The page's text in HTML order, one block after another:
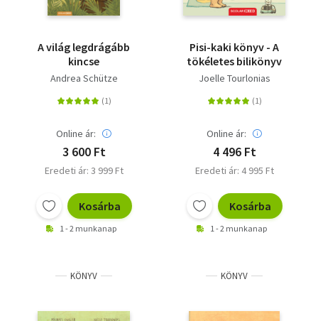
A világ legdrágább
kincse
Andrea Schütze
Online ár:
3 600 Ft
Eredeti ár: 3 999 Ft
Kosárba
1 - 2 munkanap
Pisi-kaki könyv - A
tökéletes bilikönyv
Joelle Tourlonias
Online ár:
4 496 Ft
Eredeti ár: 4 995 Ft
Kosárba
1 - 2 munkanap
KÖNYV KÖNYV